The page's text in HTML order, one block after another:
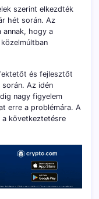
szerint elkezdték
hét során. Az
annak, hogy a
és fejlesztőt
Az idén
nagy figyelem
erre a problémára. A
a következtetésre